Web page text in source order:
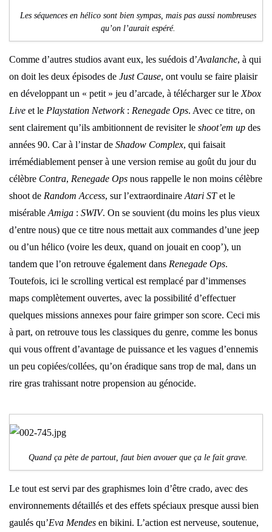
Les séquences en hélico sont bien sympas, mais pas aussi nombreuses
qu’on l’aurait espéré.
Comme d’autres studios avant eux, les suédois d’Avalanche, à qui
on doit les deux épisodes de Just Cause, ont voulu se faire plaisir
en développant un « petit » jeu d’arcade, à télécharger sur le Xbox
Live et le Playstation Network: Renegade Ops. Avec ce titre, on
sent clairement qu’ils ambitionnent de revisiter le shoot’em up des
années 90. Car à l’instar de Shadow Complex, qui faisait
irrémédiablement penser à une version remise au goût du jour du
célèbre Contra, Renegade Ops nous rappelle le non moins célèbre
shoot de Random Access, sur l’extraordinaire Atari STet le
misérable Amiga : SWIV. On se souvient (du moins les plus vieux
d’entre nous) que ce titre nous mettait aux commandes d’une jeep
ou d’un hélico (voire les deux, quand on jouait en coop’), un
tandem que l’on retrouve également dans Renegade Ops.
Toutefois, ici le scrolling vertical est remplacé par d’immenses
maps complètement ouvertes, avec la possibilité d’effectuer
quelques missions annexes pour faire grimper son score. Ceci mis
à part, on retrouve tous les classiques du genre, comme les bonus
qui vous offrent d’avantage de puissance et les vagues d’ennemis
un peu copiées/collées, qu’on éradique sans trop de mal, dans un
rire gras trahissant notre propension au génocide.
Quand ça pète de partout, faut bien avouer que ça le fait grave.
Le tout est servi par des graphismes loin d’être crado, avec des
environnements détaillés et des effets spéciaux presque aussi bien
gaulés qu’Eva Mendes en bikini. L’action est nerveuse, soutenue,